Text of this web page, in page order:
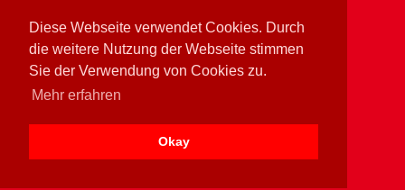
Diese Webseite verwendet Cookies. Durch
die weitere Nutzung der Webseite stimmen
Sie der Verwendung von Cookies zu.
Mehr erfahren
Okay
Datenschutz